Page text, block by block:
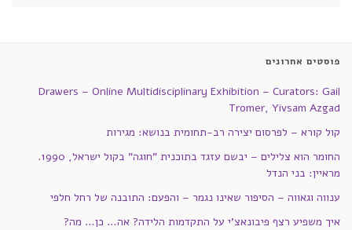
פוסטים אחרונים
Drawers – Online Multidisciplinary Exhibition – Curators: Gail
Tromer, Yivsam Azgad
קול קורא – לפרסום יצירה רב-תחומית בנושא: מגירות
החומר הוא צלילים – יבשם עזגד בתוכנית "חוגה" בקול ישראל, 1990.
מראיין: בני הנדל
ענווה וגאווה – הסיפור שאינו נגמר – והפעם: התובנה של רחל חלפי
איך משפיע רצף פיבונאצ'י על התקדמות הלידה? אה… כן… מה?